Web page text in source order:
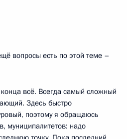
вопросы есть по этой теме –
всё. Всегда самый сложный
Здесь быстро
поэтому я обращаюсь
муниципалитетов: надо